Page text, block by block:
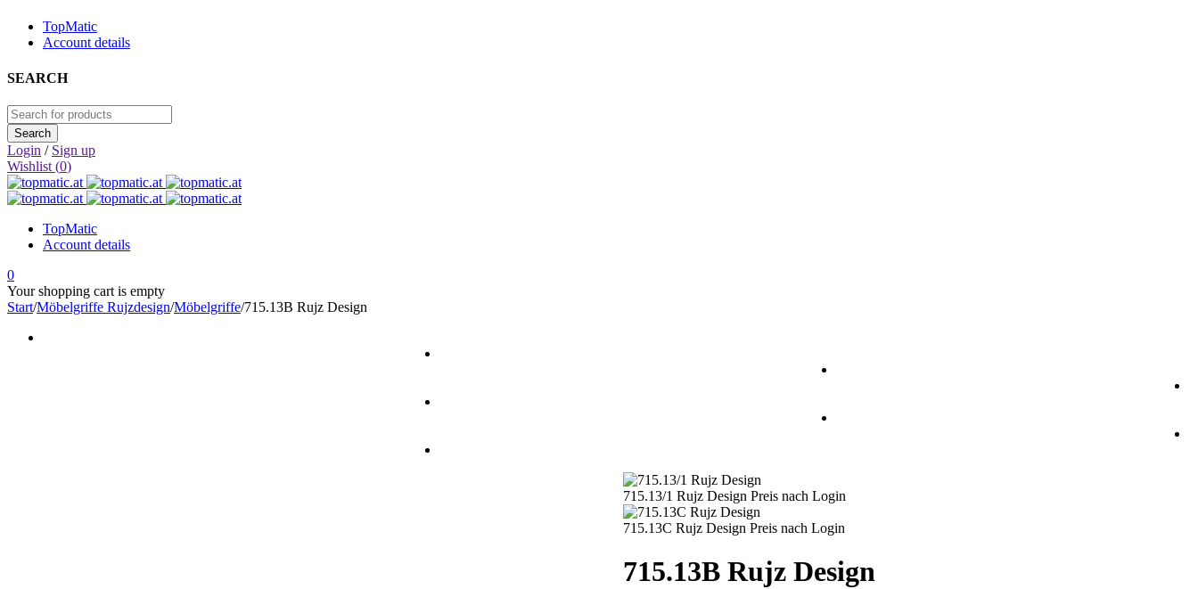
TopMatic
Account details
SEARCH
Login / Sign up
Wishlist (0)
TopMatic
Account details
0
Your shopping cart is empty
Start/Möbelgriffe Rujzdesign/Möbelgriffe/715.13B Rujz Design
715.13/1 Rujz Design Preis nach Login
715.13C Rujz Design Preis nach Login
715.13B Rujz Design